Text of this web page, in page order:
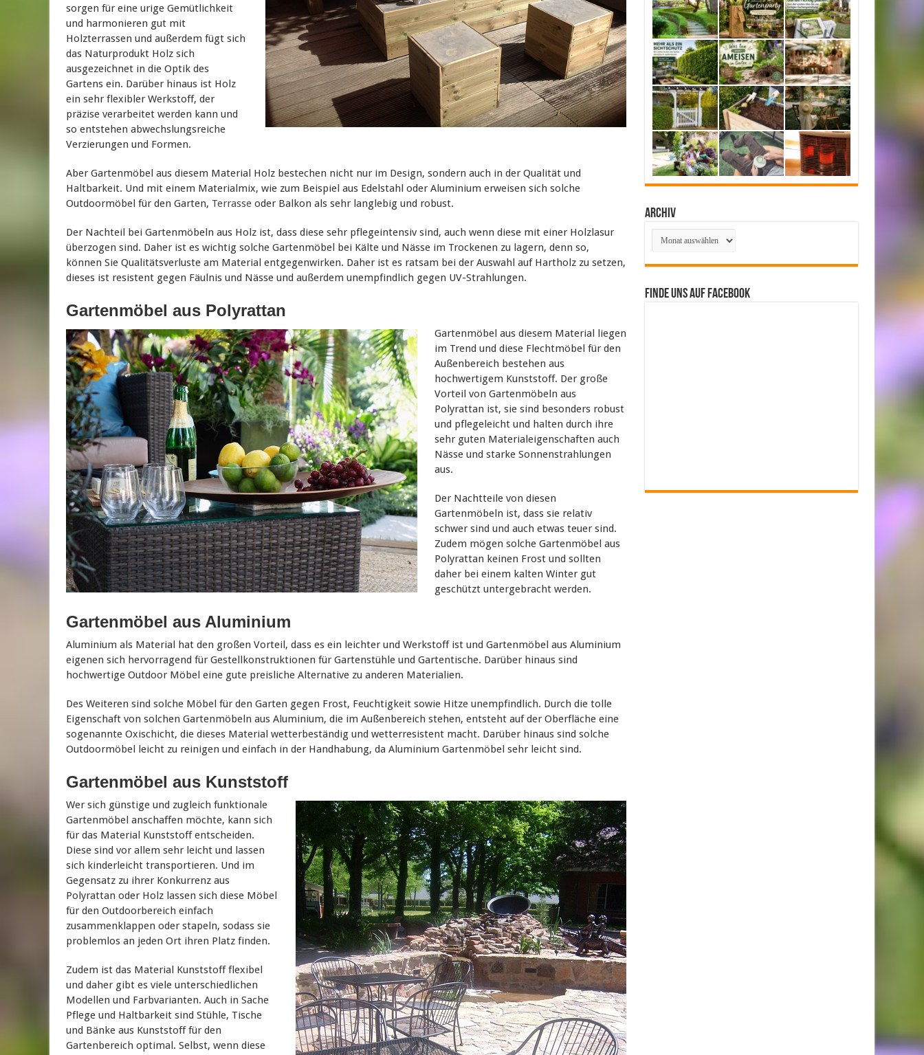
sorgen für eine urige Gemütlichkeit
und harmonieren gut mit
Holzterrassen und außerdem fügt sich
das Naturprodukt Holz sich
ausgezeichnet in die Optik des
Gartens ein. Darüber hinaus ist Holz
ein sehr flexibler Werkstoff, der
präzise verarbeitet werden kann und
so entstehen abwechslungsreiche
Verzierungen und Formen.
Aber Gartenmöbel aus diesem Material Holz bestechen nicht nur im Design, sondern auch in der Qualität und
Haltbarkeit. Und mit einem Materialmix, wie zum Beispiel aus Edelstahl oder Aluminium erweisen sich solche
Outdoormöbel für den Garten, Terrasse oder Balkon als sehr langlebig und robust.
Der Nachteil bei Gartenmöbeln aus Holz ist, dass diese sehr pflegeintensiv sind, auch wenn diese mit einer Holzlasur
überzogen sind. Daher ist es wichtig solche Gartenmöbel bei Kälte und Nässe im Trockenen zu lagern, denn so,
können Sie Qualitätsverluste am Material entgegenwirken. Daher ist es ratsam bei der Auswahl auf Hartholz zu setzen,
dieses ist resistent gegen Fäulnis und Nässe und außerdem unempfindlich gegen UV-Strahlungen.
Gartenmöbel aus Polyrattan
Gartenmöbel aus diesem Material liegen
im Trend und diese Flechtmöbel für den
Außenbereich bestehen aus
hochwertigem Kunststoff. Der große
Vorteil von Gartenmöbeln aus
Polyrattan ist, sie sind besonders robust
und pflegeleicht und halten durch ihre
sehr guten Materialeigenschaften auch
Nässe und starke Sonnenstrahlungen
aus.
Der Nachtteile von diesen
Gartenmöbeln ist, dass sie relativ
schwer sind und auch etwas teuer sind.
Zudem mögen solche Gartenmöbel aus
Polyrattan keinen Frost und sollten
daher bei einem kalten Winter gut
geschützt untergebracht werden.
Gartenmöbel aus Aluminium
Aluminium als Material hat den großen Vorteil, dass es ein leichter und Werkstoff ist und Gartenmöbel aus Aluminium
eigenen sich hervorragend für Gestellkonstruktionen für Gartenstühle und Gartentische. Darüber hinaus sind
hochwertige Outdoor Möbel eine gute preisliche Alternative zu anderen Materialien.
Des Weiteren sind solche Möbel für den Garten gegen Frost, Feuchtigkeit sowie Hitze unempfindlich. Durch die tolle
Eigenschaft von solchen Gartenmöbeln aus Aluminium, die im Außenbereich stehen, entsteht auf der Oberfläche eine
sogenannte Oxischicht, die dieses Material wetterbeständig und wetterresistent macht. Darüber hinaus sind solche
Outdoormöbel leicht zu reinigen und einfach in der Handhabung, da Aluminium Gartenmöbel sehr leicht sind.
Gartenmöbel aus Kunststoff
Wer sich günstige und zugleich funktionale
Gartenmöbel anschaffen möchte, kann sich
für das Material Kunststoff entscheiden.
Diese sind vor allem sehr leicht und lassen
sich kinderleicht transportieren. Und im
Gegensatz zu ihrer Konkurrenz aus
Polyrattan oder Holz lassen sich diese Möbel
für den Outdoorbereich einfach
zusammenklappen oder stapeln, sodass sie
problemlos an jeden Ort ihren Platz finden.
Zudem ist das Material Kunststoff flexibel
und daher gibt es viele unterschiedlichen
Modellen und Farbvarianten. Auch in Sache
Pflege und Haltbarkeit sind Stühle, Tische
und Bänke aus Kunststoff für den
Gartenbereich optimal. Selbst, wenn diese
Archiv
Archiv
Finde uns auf Facebook